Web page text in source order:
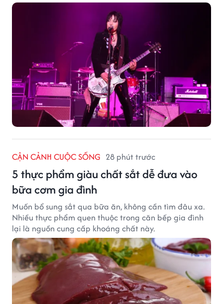
CẬN CẢNH CUỘC SỐNG 28 phút trước
5 thực phẩm giàu chất sắt dễ đưa vào
bữa cơm gia đình
Muốn bổ sung sắt qua bữa ăn, không cần tìm đâu xa.
Nhiều thực phẩm quen thuộc trong căn bếp gia đình
lại là nguồn cung cấp khoáng chất này.